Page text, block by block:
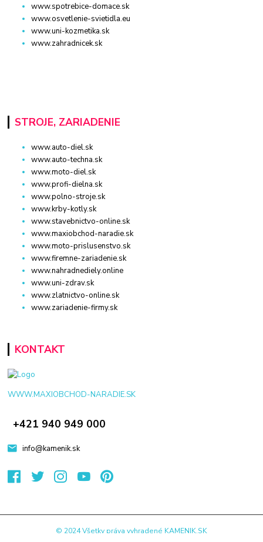
www.spotrebice-domace.sk
www.osvetlenie-svietidla.eu
www.uni-kozmetika.sk
www.zahradnicek.sk
STROJE, ZARIADENIE
www.auto-diel.sk
www.auto-techna.sk
www.moto-diel.sk
www.profi-dielna.sk
www.polno-stroje.sk
www.krby-kotly.sk
www.stavebnictvo-online.sk
www.maxiobchod-naradie.sk
www.moto-prislusenstvo.sk
www.firemne-zariadenie.sk
www.nahradnediely.online
www.uni-zdrav.sk
www.zlatnictvo-online.sk
www.zariadenie-firmy.sk
KONTAKT
WWW.MAXIOBCHOD-NARADIE.SK
+421 940 949 000
info@kamenik.sk
© 2024 Všetky práva vyhradené KAMENIK.SK